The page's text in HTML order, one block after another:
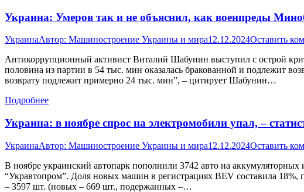
Украина: Умеров так и не объяснил, как военпреды
УкраинаАвтор: Машиностроение Украины и мира12.12.2024Оставить
Антикоррупционный активист Виталий Шабунин выступил с острой
половина из партии в 54 тыс. мин оказалась бракованной и подлежит
возврату подлежит примерно 24 тыс. мин”, – цитирует Шабунин…
Подробнее
Украина: в ноябре спрос на электромобили упал, –
УкраинаАвтор: Машиностроение Украины и мира12.12.2024Оставить
В ноябре украинский автопарк пополнили 3742 авто на
“Укравтопром”. Доля новых машин в регистрациях BEV составила 18%,
– 3597 шт. (новых – 669 шт., подержанных –…